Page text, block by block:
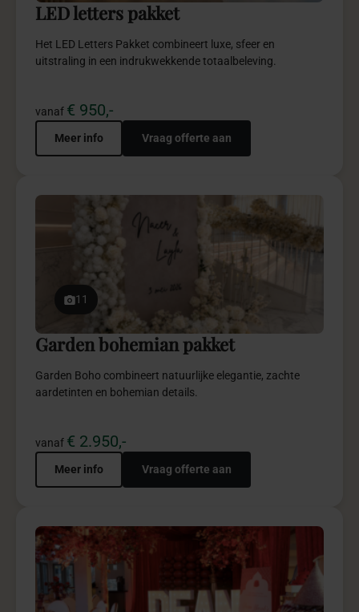
LED letters pakket
Het LED Letters Pakket combineert luxe, sfeer en
uitstraling in een indrukwekkende totaalbeleving.
vanaf € 950,-
Meer info Vraag offerte aan
11
Garden bohemian pakket
Garden Boho combineert natuurlijke elegantie, zachte
aardetinten en bohemian details.
vanaf € 2.950,-
Meer info Vraag offerte aan